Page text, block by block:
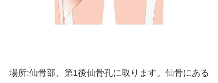
場所:仙骨部、第1後仙骨孔に取ります。仙骨にある